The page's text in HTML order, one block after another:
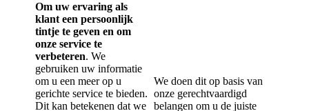
Om uw ervaring als
klant een persoonlijk
tintje te geven en om
onze service te
verbeteren. We
gebruiken uw informatie
om u een meer op u
gerichte service te bieden.
Dit kan betekenen dat we
We doen dit op basis van
onze gerechtvaardigd
belangen om u de juiste